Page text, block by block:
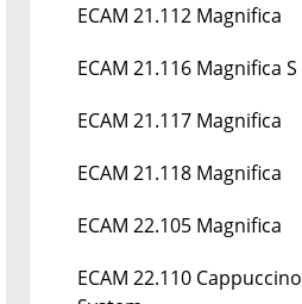
ECAM 21.112 Magnifica
ECAM 21.116 Magnifica S
ECAM 21.117 Magnifica
ECAM 21.118 Magnifica
ECAM 22.105 Magnifica
ECAM 22.110 Cappuccino